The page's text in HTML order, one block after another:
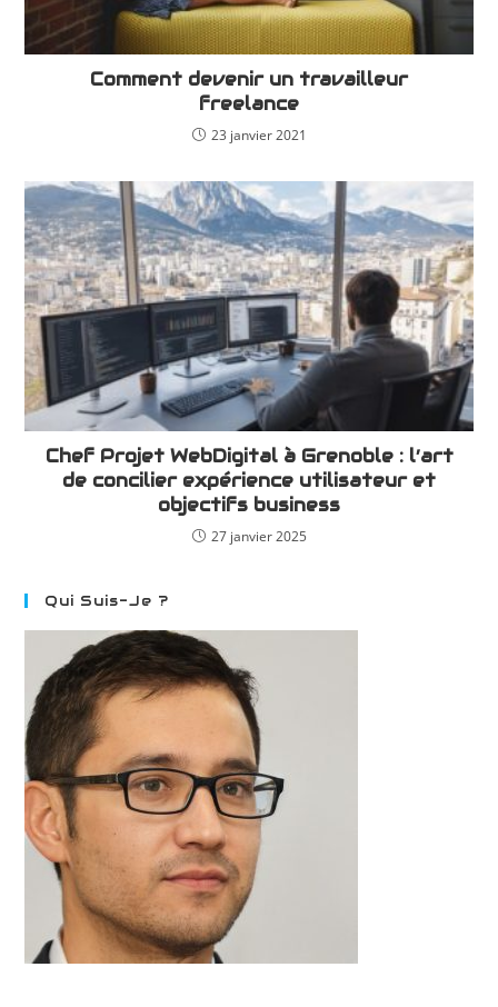
Comment devenir un travailleur
freelance
23 janvier 2021
Chef Projet WebDigital à Grenoble : l’art
de concilier expérience utilisateur et
objectifs business
27 janvier 2025
Qui Suis-Je ?